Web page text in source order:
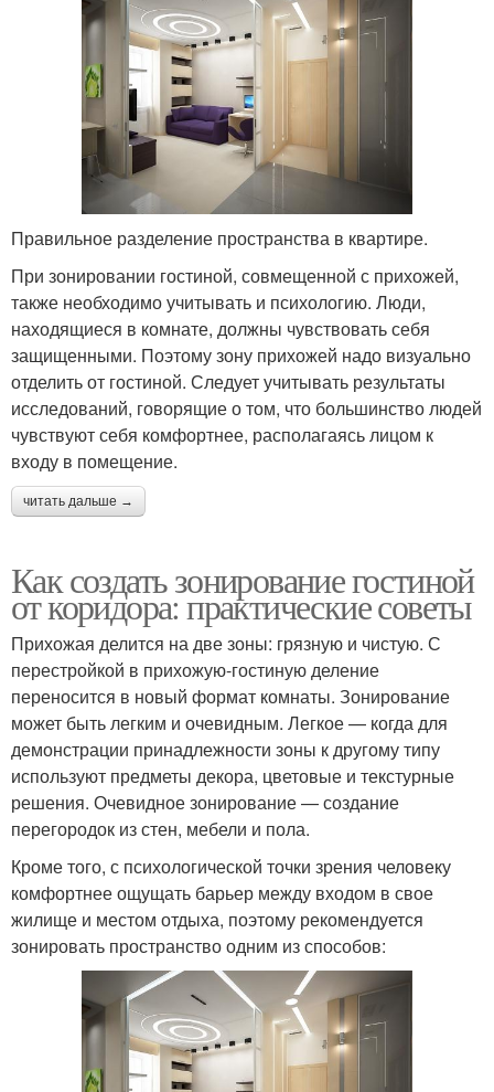
Правильное разделение пространства в квартире.
При зонировании гостиной, совмещенной с прихожей,
также необходимо учитывать и психологию. Люди,
находящиеся в комнате, должны чувствовать себя
защищенными. Поэтому зону прихожей надо визуально
отделить от гостиной. Следует учитывать результаты
исследований, говорящие о том, что большинство людей
чувствуют себя комфортнее, располагаясь лицом к
входу в помещение.
читать дальше →
Как создать зонирование гостиной
от коридора: практические советы
Прихожая делится на две зоны: грязную и чистую. С
перестройкой в прихожую-гостиную деление
переносится в новый формат комнаты. Зонирование
может быть легким и очевидным. Легкое — когда для
демонстрации принадлежности зоны к другому типу
используют предметы декора, цветовые и текстурные
решения. Очевидное зонирование — создание
перегородок из стен, мебели и пола.
Кроме того, с психологической точки зрения человеку
комфортнее ощущать барьер между входом в свое
жилище и местом отдыха, поэтому рекомендуется
зонировать пространство одним из способов: